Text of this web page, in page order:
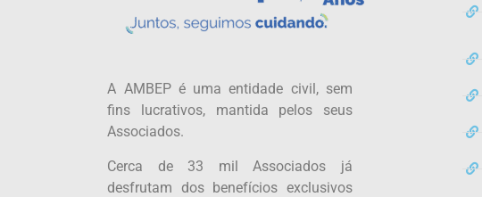
A AMBEP é uma entidade civil, sem
fins lucrativos, mantida pelos seus
Associados.
Cerca de 33 mil Associados já
desfrutam dos benefícios exclusivos